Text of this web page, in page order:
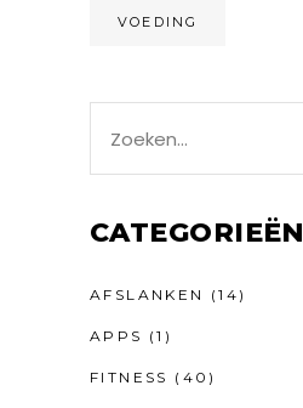
VOEDING
for:
CATEGORIEËN
AFSLANKEN (14)
APPS (1)
FITNESS (40)